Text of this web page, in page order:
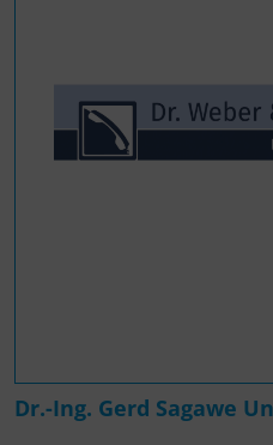
Dr.-Ing. Gerd Sagawe